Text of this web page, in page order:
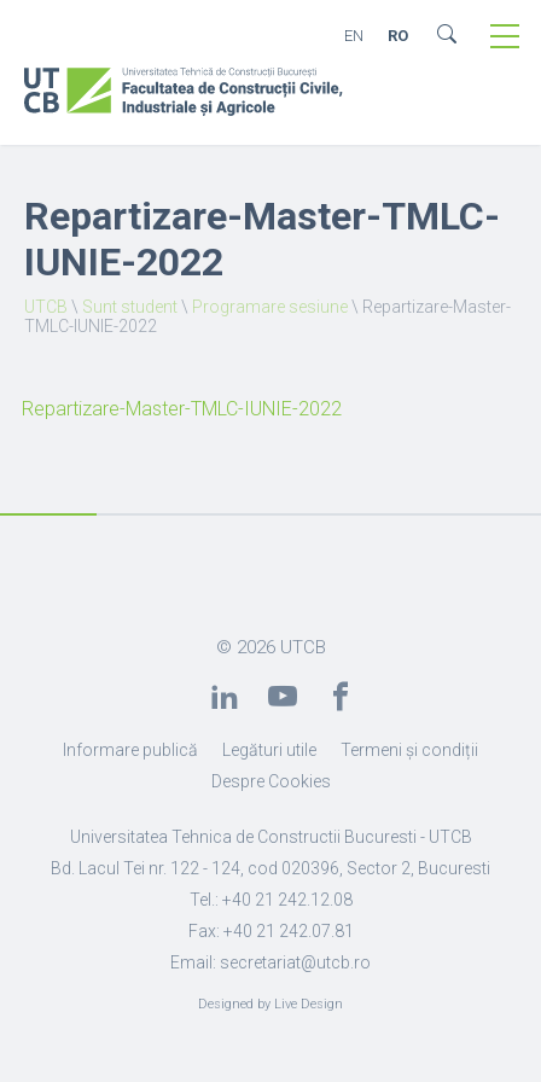
EN RO
Repartizare-Master-TMLC-
IUNIE-2022
UTCB \ Sunt student\ Programare sesiune\ Repartizare-Master-
TMLC-IUNIE-2022
Repartizare-Master-TMLC-IUNIE-2022
© 2026 UTCB
Informare publică Legături utile
Termeni și condiții
Despre Cookies
Universitatea Tehnica de Constructii Bucuresti - UTCB
Bd. Lacul Tei nr. 122 - 124, cod 020396, Sector 2, Bucuresti
Tel.: +40 21 242.12.08
Fax: +40 21 242.07.81
Email: secretariat@utcb.ro
Designed by Live Design